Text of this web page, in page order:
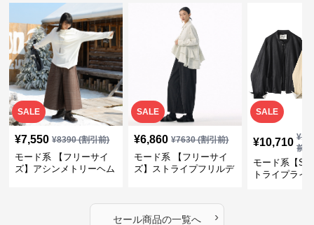
SALE
¥7,550 ¥8390(割引前)
モード系 【フリーサイ
ズ】アシンメトリーヘム
SALE
¥6,860 ¥7630(割引前)
モード系 【フリーサイ
ズ】ストライプフリルデ
SALE
¥10,710 ¥
前)
モード系【S
トライプライ
セール商品の一覧へ ›